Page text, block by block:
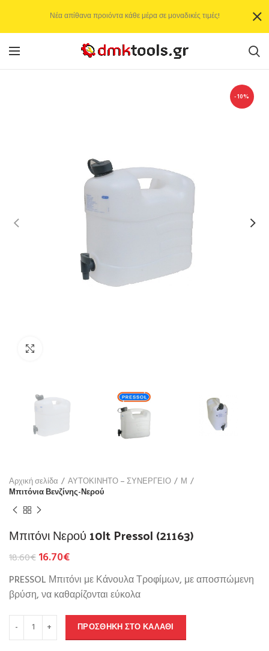
-10%
Αρχική σελίδα ΑΥΤΟΚΙΝΗΤΟ – ΣΥΝΕΡΓΕΙΟ
Μ
Μπιτόνια Βενζίνης-Νερού
Μπιτόνι Νερού 10lt Pressol (21163)
18.60€16.70€
PRESSOL Μπιτόνι με Κάνουλα Τροφίμων, με αποσπώμενη
βρύση, να καθαρίζονται εύκολα
ΠΡΟΣΘΉΚΗ ΣΤΟ ΚΑΛΆΘΙ
Νέα απίθανα προιόντα κάθε μέρα σε μοναδικές τιμές!